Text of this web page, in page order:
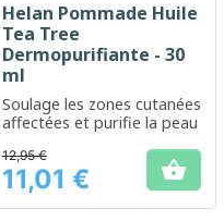
Helan Pommade Huile
Tea Tree
Dermopurifiante - 30
ml
Soulage les zones cutanées
affectées et purifie la peau
Prix
12,95 €
11,01 € 